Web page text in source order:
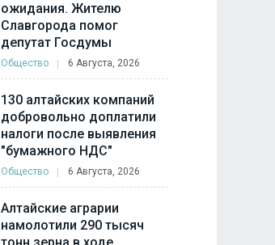
ожидания. Жителю
Славгорода помог
депутат Госдумы
Общество 6 Августа, 2026
130 алтайских компаний
добровольно доплатили
налоги после выявления
"бумажного НДС"
Общество 6 Августа, 2026
Алтайские аграрии
намолотили 290 тысяч